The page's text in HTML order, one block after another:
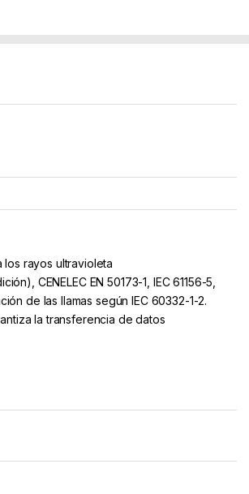
rayos ultravioleta
CENELEC EN 50173-1, IEC 61156-5,
de las llamas según IEC 60332-1-2.
la transferencia de datos